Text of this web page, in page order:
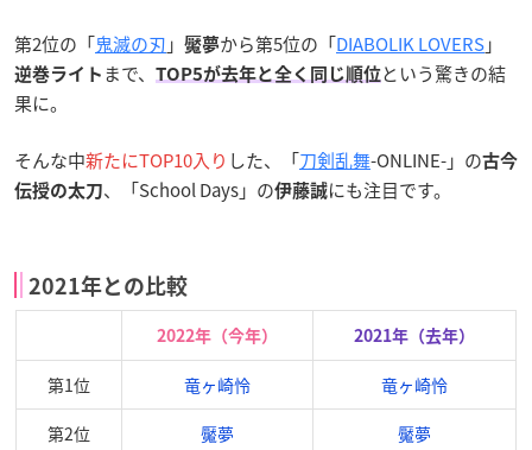
第2位の「鬼滅の刃 」 魘夢から第5位の「DIABOLIK LOVERS」
逆巻ライト まで、 TOP5が去年と全く同じ順位という驚きの結
果に。
そんな中新たにTOP10入り した、「刀剣乱舞-ONLINE-」の古今
伝授の太刀、「School Days」の伊藤誠にも注目です。
2021年との比較
2022年（今年） 2021年（去年）
第1位 竜ヶ崎怜 竜ヶ崎怜
第2位 魘夢 魘夢